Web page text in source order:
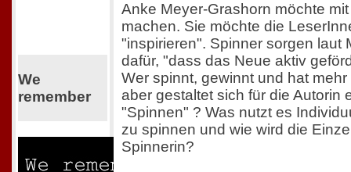
We
remember
Anke Meyer-Grashorn möchte
machen. Sie möchte die
"inspirieren". Spinner sorgen laut
dafür, "dass das Neue aktiv
Wer spinnt, gewinnt und hat
aber gestaltet sich für die Autorin
"Spinnen" ? Was nutzt es
zu spinnen und wie wird die
Spinnerin?